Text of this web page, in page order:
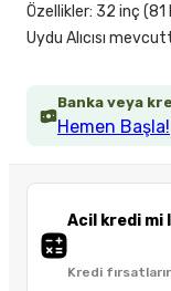
Banka veya
Hemen Başla!
Acil kredi mi
Kredi
Özellikler: 32 inç (81
Uydu Alıcısı